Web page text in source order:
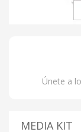
Únete a
MEDIA KIT